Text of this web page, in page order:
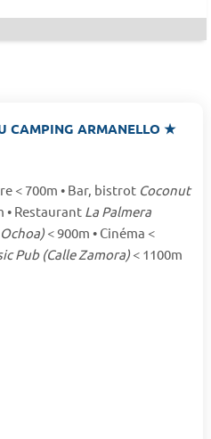
CAMPING ARMANELLO ★
< 700m • Bar, bistrot Coconut
• Restaurant La Palmera
< 900m • Cinéma <
Pub (Calle Zamora) < 1100m